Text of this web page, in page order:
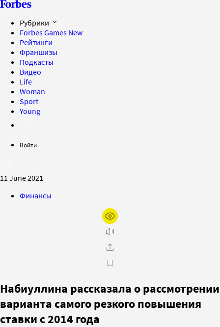
Рубрики
Forbes Games New
Рейтинги
Франшизы
Подкасты
Видео
Life
Woman
Sport
Young
Войти
11 June 2021
Финансы
Набиуллина рассказала о рассмотрении
варианта самого резкого повышения
ставки с 2014 года